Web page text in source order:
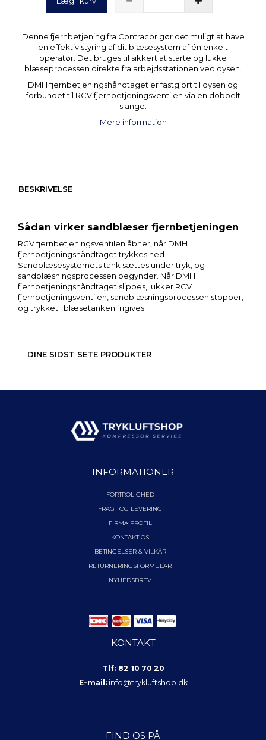
Denne fjernbetjening fra Contracor gør det muligt at have
en effektiv styring af dit blæsesystem af én enkelt
operatør. Det bruges til sikkert at starte og lukke
blæseprocessen direkte fra arbejdsstationen ved dysen.
DMH fjernbetjeningshåndtaget er fastgjort til dysen og
forbundet til RCV fjernbetjeningsventilen via en dobbelt
slange.
Mere information
BESKRIVELSE
Sådan virker sandblæser fjernbetjeningen
RCV fjernbetjeningsventilen åbner, når DMH
fjernbetjeningshåndtaget trykkes ned.
Sandblæsesystemets tank sættes under tryk, og
sandblæsningsprocessen begynder. Når DMH
fjernbetjeningshåndtaget slippes, lukker RCV
fjernbetjeningsventilen, sandblæsningsprocessen stopper,
og trykket i blæsetanken frigives.
DINE SIDST SETE PRODUKTER
INFORMATIONER
FORTROLIGHED
FRAGT OG LEVERING
FIRMA PROFIL
KONTAKT OS
BETINGELSER & VILKÅR
RETURNERINGSFORMULAR
NYHEDSBREV
KONTAKT
Tlf: 82 10 70 20
E-mail: info@trykluftshop.dk
FIND OS PÅ